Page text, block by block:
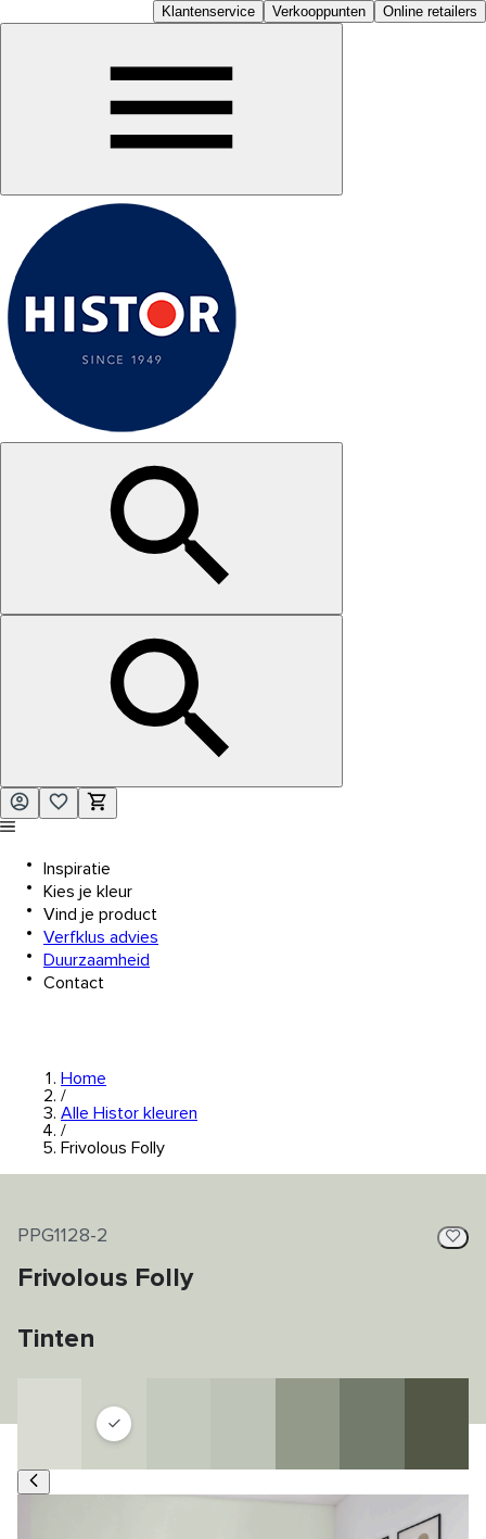
Klantenservice Verkooppunten Online retailers
Inspiratie
Kies je kleur
Vind je product
Verfklus advies
Duurzaamheid
Contact
Home
/
Alle Histor kleuren
/
Frivolous Folly
PPG1128-2
Frivolous Folly
Tinten